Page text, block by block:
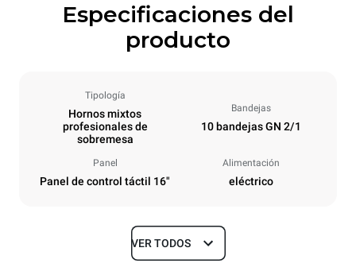
Especificaciones del
producto
Tipología
Hornos mixtos
profesionales de
sobremesa
Bandejas
10 bandejas GN 2/1
Panel
Panel de control táctil 16"
Alimentación
eléctrico
Tamaños
VER TODOS